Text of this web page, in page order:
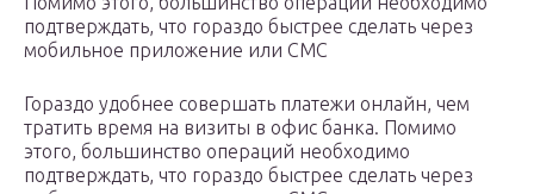
подтверждать, что гораздо быстрее сделать через
мобильное приложение или СМС
Гораздо удобнее совершать платежи онлайн, чем
тратить время на визиты в офис банка. Помимо
этого, большинство операций необходимо
подтверждать, что гораздо быстрее сделать через